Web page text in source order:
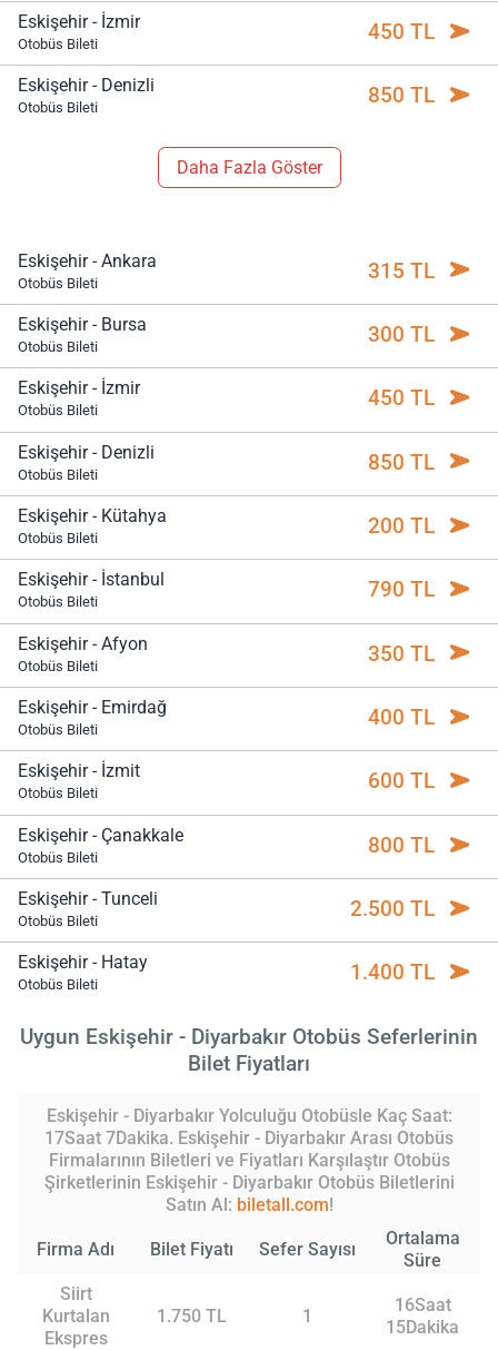
Eskişehir - İzmir
Otobüs Bileti 450 TL
Eskişehir - Denizli
Otobüs Bileti 850 TL
Daha Fazla Göster
Eskişehir - Ankara
Otobüs Bileti 315 TL
Eskişehir - Bursa
Otobüs Bileti 300 TL
Eskişehir - İzmir
Otobüs Bileti 450 TL
Eskişehir - Denizli
Otobüs Bileti 850 TL
Eskişehir - Kütahya
Otobüs Bileti 200 TL
Eskişehir - İstanbul
Otobüs Bileti 790 TL
Eskişehir - Afyon
Otobüs Bileti 350 TL
Eskişehir - Emirdağ
Otobüs Bileti 400 TL
Eskişehir - İzmit
Otobüs Bileti 600 TL
Eskişehir - Çanakkale
Otobüs Bileti 800 TL
Eskişehir - Tunceli
Otobüs Bileti 2.500 TL
Eskişehir - Hatay
Otobüs Bileti 1.400 TL
Uygun Eskişehir - Diyarbakır Otobüs Seferlerinin
Bilet Fiyatları
Eskişehir - Diyarbakır Yolculuğu Otobüsle Kaç Saat:
17Saat 7Dakika. Eskişehir - Diyarbakır Arası Otobüs
Firmalarının Biletleri ve Fiyatları Karşılaştır Otobüs
Şirketlerinin Eskişehir - Diyarbakır Otobüs Biletlerini
Satın Al: biletall.com!
Firma Adı Bilet Fiyatı Sefer Sayısı
Ortalama
Süre
Siirt
Kurtalan
Ekspres
1.750 TL 1
16Saat
15Dakika